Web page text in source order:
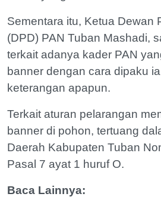
Sementara itu, Ketua Dewan
(DPD) PAN Tuban Mashadi,
terkait adanya kader PAN
banner dengan cara dipaku
keterangan apapun.
Terkait aturan pelarangan
banner di pohon, tertuang
Daerah Kabupaten Tuban
Pasal 7 ayat 1 huruf O.
Baca Lainnya: